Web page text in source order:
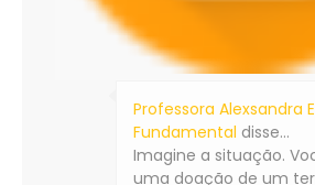
Professora Alexsandra
Fundamental disse…
Imagine a situação.
uma doação de um